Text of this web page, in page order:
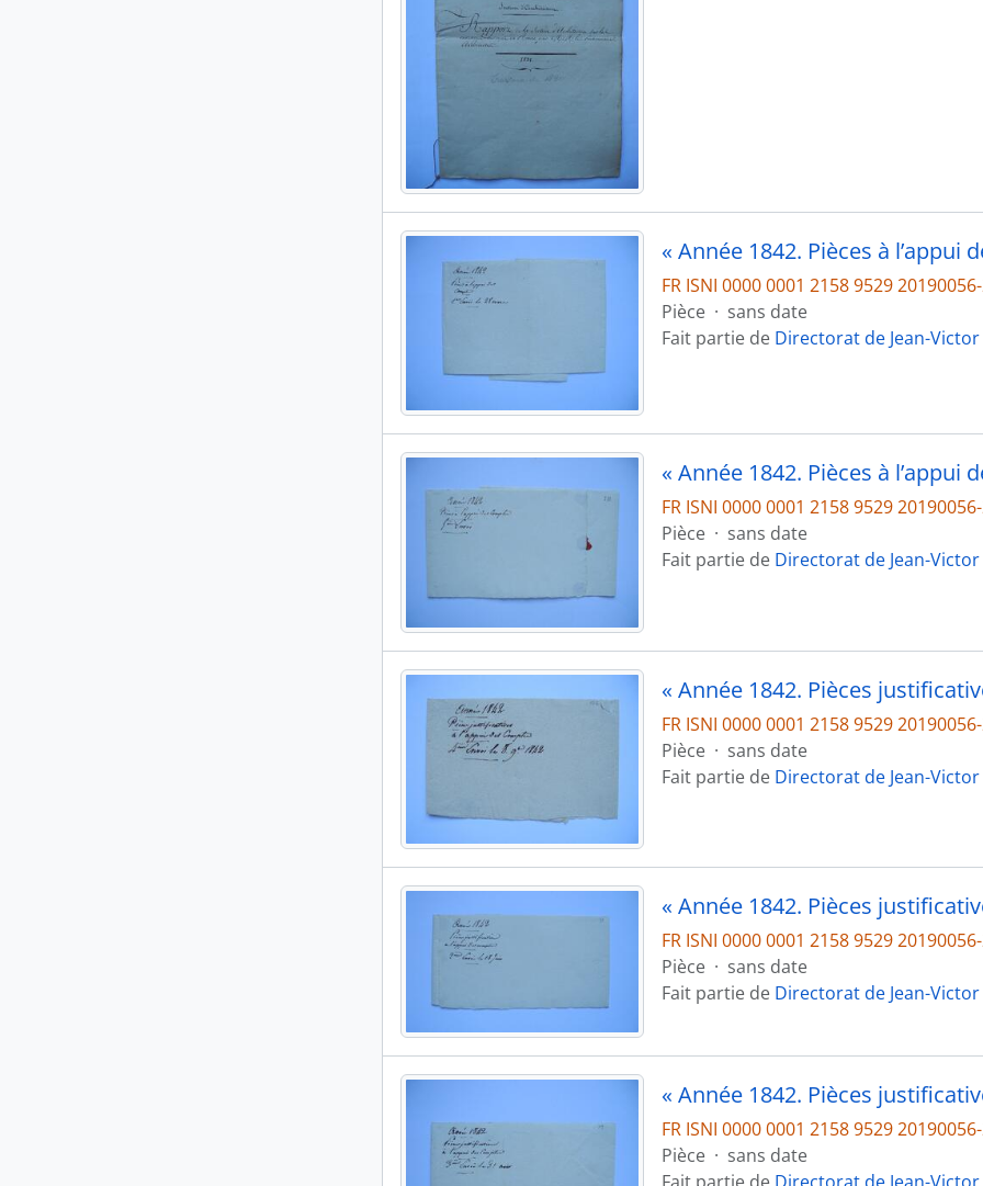
FR ISNI 0000 0001 2158 9529
Pièce · sans date
Fait partie de Directorat de Jean-
FR ISNI 0000 0001 2158 9529
Pièce · sans date
Fait partie de Directorat de Jean-
FR ISNI 0000 0001 2158 9529
Pièce · sans date
Fait partie de Directorat de Jean-
FR ISNI 0000 0001 2158 9529
Pièce · sans date
Fait partie de Directorat de Jean-
FR ISNI 0000 0001 2158 9529
Pièce · sans date